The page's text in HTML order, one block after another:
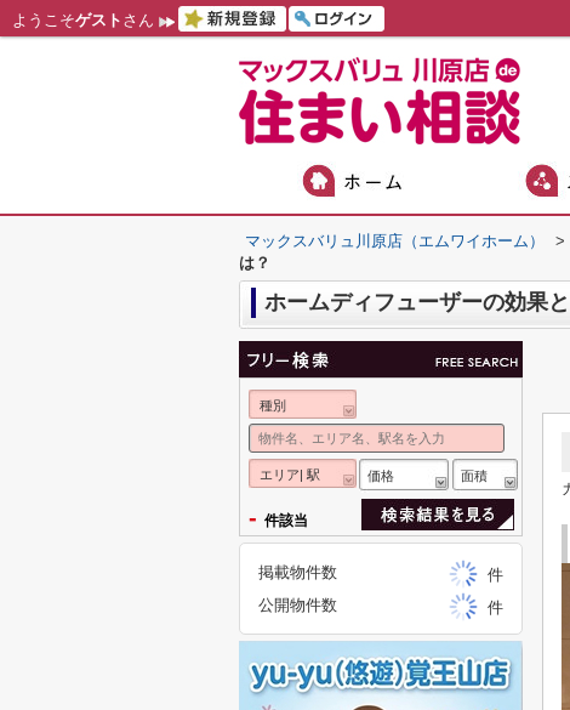
ようこそゲスト さん
マックスバリュ川原店（エムワイホーム） >
は？
ホームディフューザーの効果
種別
エリア| 駅 価格 面積
- 件該当
掲載物件数
件
公開物件数
件